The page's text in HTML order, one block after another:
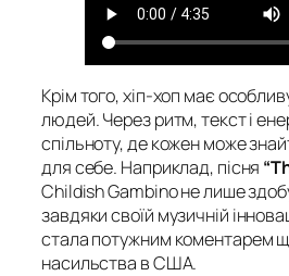
Крім того, хіп-хоп має
людей. Через ритм, текст і
спільноту, де кожен може
для себе. Наприклад, пісня
Childish Gambino не лише
завдяки своїй музичній
стала потужним коментарем
насильства в США.